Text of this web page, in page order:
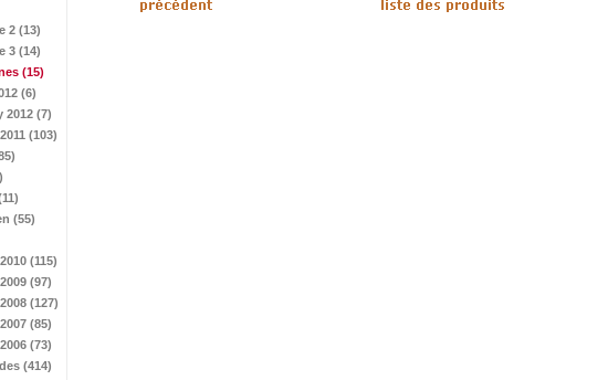
2 (13)
3 (14)
(15)
(6)
2012 (7)
(103)
(55)
(115)
(97)
(127)
(85)
(73)
(414)